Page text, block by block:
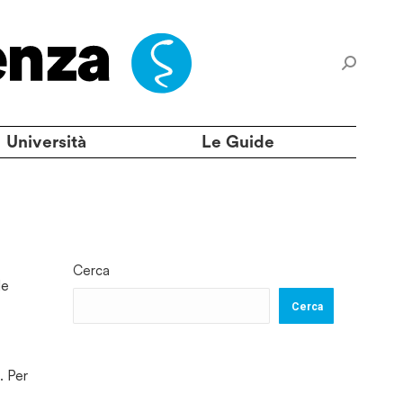
Università Le Guide
Per
Cerca
Cerca